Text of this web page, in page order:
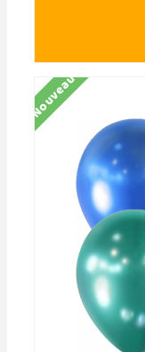
Nouveau